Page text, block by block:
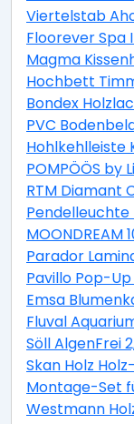
Viertelstab
Floorever Spa
Magma
Hochbett
Bondex
PVC
Hohlkehlleiste
POMPÖÖS
RTM Diamant
Pendelleuchte
MOONDREAM
Parador
Pavillo Pop-
Emsa
Fluval
Söll AlgenFrei
Skan Holz
Montage-Set
Westmann